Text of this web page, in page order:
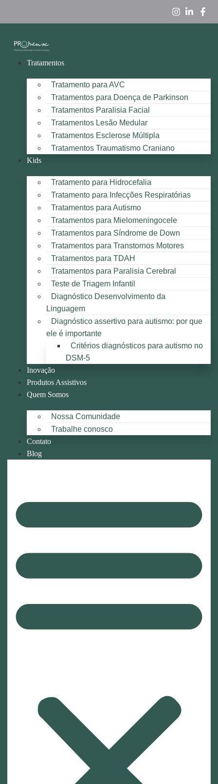
Tratamentos
Tratamento para AVC
Tratamentos para Doença de Parkinson
Tratamentos Paralisia Facial
Tratamentos Lesão Medular
Tratamentos Esclerose Múltipla
Tratamentos Traumatismo Craniano
Kids
Tratamento para Hidrocefalia
Tratamento para Infecções Respiratórias
Tratamentos para Autismo
Tratamentos para Mielomeningocele
Tratamentos para Síndrome de Down
Tratamentos para Transtornos Motores
Tratamentos para TDAH
Tratamentos para Paralisia Cerebral
Teste de Triagem Infantil
Diagnóstico Desenvolvimento da
Linguagem
Diagnóstico assertivo para autismo: por que
ele é importante
Critérios diagnósticos para autismo no
DSM-5
Inovação
Produtos Assistivos
Quem Somos
Nossa Comunidade
Trabalhe conosco
Contato
Blog